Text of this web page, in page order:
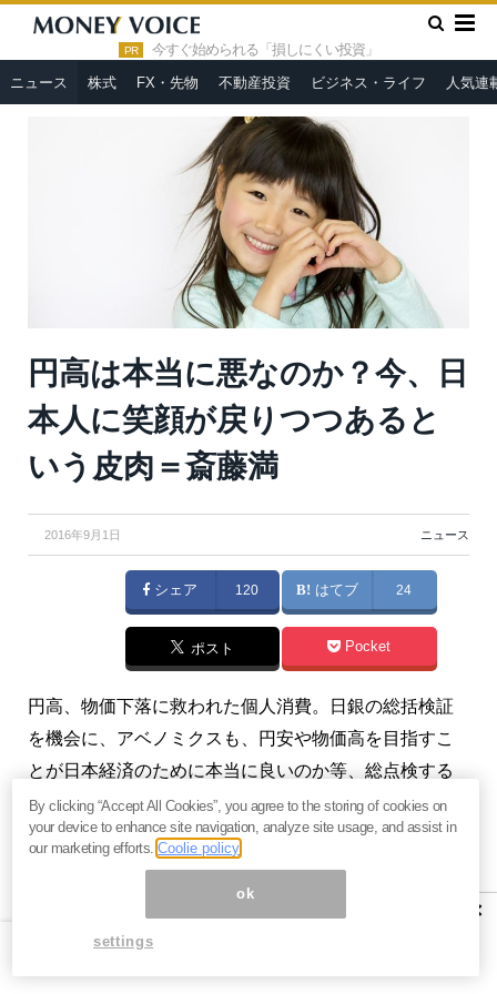
PR 今すぐ始められる「損しにくい投資」
ニュース 株式 FX・先物 不動産投資 ビジネス・ライフ 人気連
HOME » ニュース »
円高は本当に悪なのか？今、日本人に笑顔
が戻りつつあるという皮肉＝斎藤満
円高は本当に悪なのか？今、日
本人に笑顔が戻りつつあると
いう皮肉＝斎藤満
2016年9月1日 ニュース
シェア 120 はてブ 24
ポスト Pocket
円高、物価下落に救われた個人消費。日銀の総括検証
を機会に、アベノミクスも、円安や物価高を目指すこ
とが日本経済のために本当に良いのか等、総点検する
必要があります。（『マンさんの経済あらかると』斎
藤満）
プロフィール：斎藤満（さいとうみつる）
1951年、東京生まれ。グローバル・エコノミスト。一
橋大学卒業後、三和銀行に入行。資金為替部時代にニ
ューヨークへ赴任、シニアエコノミストとしてワシン
×
By clicking “Accept All Cookies”, you agree to the storing of cookies on
your device to enhance site navigation, analyze site usage, and assist in
our marketing efforts.Coolie policy
ok
settings